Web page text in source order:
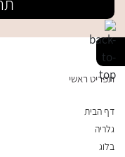
תפריט ראשי
דף הבית
גלריה
בלוג